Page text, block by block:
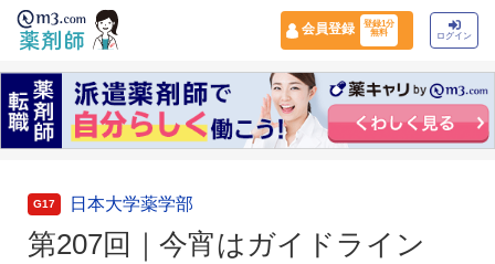
会員登録
登録1分
無料
ログイン
G17 日本大学薬学部
第207回｜今宵はガイドライン